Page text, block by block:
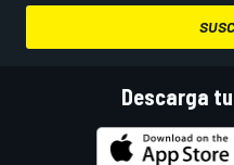
Descarga